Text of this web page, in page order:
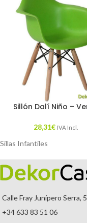
Sillón Dalí Niño –
28,31€ IVA Incl.
Sillas Infantiles
Calle Fray Junípero Serra,
+34 633 83 51 06